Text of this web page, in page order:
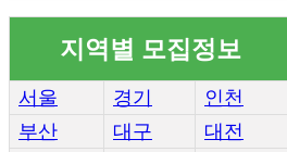
지역별 모집정보
서울 경기
인천
부산
대구
대전